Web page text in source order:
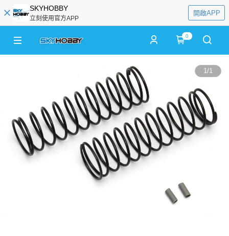
SKYHOBBY
立刻使用官方APP
開啟APP
0
1/1